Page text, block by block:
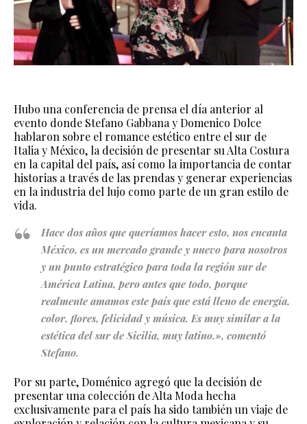
Hubo una conferencia de prensa el día anterior al
evento donde Stefano Gabbana y Domenico Dolce
hablaron sobre el romance estético entre el sur de
Italia y México, la decisión de presentar su Alta Costura
en la capital del país, así como la importancia de contar
historias a través de las prendas y generar experiencias
en la industria del lujo como parte de un gran estilo de
vida.
Hace dos años que queríamos hacer esto, nos encanta
México, es un mercado grande y nuevo para nosotros
y un punto estratégico para toda la región sur de
América Latina, pero antes que todo, porque
realmente amamos este país que está lleno de energía,
color, flores, felicidad y música. Es muy similar a la
estética del sur de Sicilia, muy latino.», comentó
Stefano.
Por su parte, Doménico agregó que la decisión de
presentar una colección de Alta Moda hecha
exclusivamente para el país ha sido también un viaje de